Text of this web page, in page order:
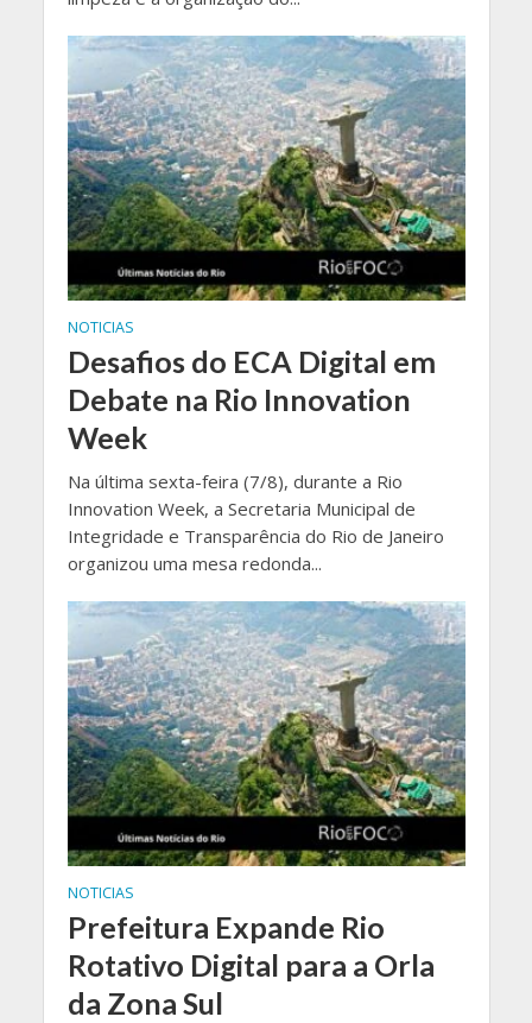
NOTICIAS
Desafios do ECA Digital em
Debate na Rio Innovation
Week
Na última sexta-feira (7/8), durante a Rio
Innovation Week, a Secretaria Municipal de
Integridade e Transparência do Rio de Janeiro
organizou uma mesa redonda...
NOTICIAS
Prefeitura Expande Rio
Rotativo Digital para a Orla
da Zona Sul